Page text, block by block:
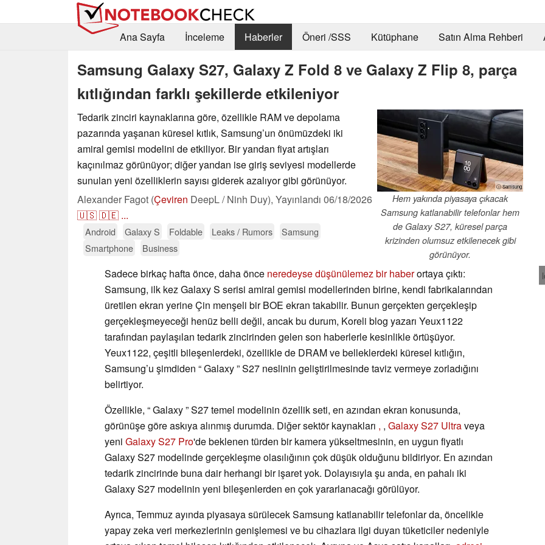
Ana Sayfa İnceleme Haberler Öneri /SSS Kütüphane Satın Alma Rehberi
Samsung Galaxy S27, Galaxy Z Fold 8 ve Galaxy Z Flip 8, parça
kıtlığından farklı şekillerde etkileniyor
ⓘ Samsung
Hem yakında piyasaya çıkacak
Samsung katlanabilir telefonlar hem
de Galaxy S27, küresel parça
krizinden olumsuz etkilenecek gibi
görünüyor.
Tedarik zinciri kaynaklarına göre, özellikle RAM ve depolama
pazarında yaşanan küresel kıtlık, Samsung’un önümüzdeki iki
amiral gemisi modelini de etkiliyor. Bir yandan fiyat artışları
kaçınılmaz görünüyor; diğer yandan ise giriş seviyesi modellerde
sunulan yeni özelliklerin sayısı giderek azalıyor gibi görünüyor.
Alexander Fagot (Çeviren DeepL / Ninh Duy), Yayınlandı 06/18/2026
🇺🇸🇩🇪 ...
Android Galaxy S Foldable Leaks / Rumors
Samsung
Smartphone
Business
Sadece birkaç hafta önce, daha önce neredeyse düşünülemez bir haberortaya çıktı:
Samsung, ilk kez Galaxy S serisi amiral gemisi modellerinden birine, kendi fabrikalarından
üretilen ekran yerine Çin menşeli bir BOE ekran takabilir. Bunun gerçekten gerçekleşip
gerçekleşmeyeceği henüz belli değil, ancak bu durum, Koreli blog yazarı Yeux1122
tarafından paylaşılan tedarik zincirinden gelen son haberlerle kesinlikle örtüşüyor.
Yeux1122, çeşitli bileşenlerdeki, özellikle de DRAM ve belleklerdeki küresel kıtlığın,
Samsung’u şimdiden “ Galaxy ” S27 neslinin geliştirilmesinde taviz vermeye zorladığını
belirtiyor.
Özellikle, “ Galaxy ” S27 temel modelinin özellik seti, en azından ekran konusunda,
görünüşe göre askıya alınmış durumda. Diğer sektör kaynakları , , Galaxy S27 Ultraveya
yeni Galaxy S27 Pro'de beklenen türden bir kamera yükseltmesinin, en uygun fiyatlı
Galaxy S27 modelinde gerçekleşme olasılığının çok düşük olduğunu bildiriyor. En azından
tedarik zincirinde buna dair herhangi bir işaret yok. Dolayısıyla şu anda, en pahalı iki
Galaxy S27 modelinin yeni bileşenlerden en çok yararlanacağı görülüyor.
Ayrıca, Temmuz ayında piyasaya sürülecek Samsung katlanabilir telefonlar da, öncelikle
yapay zeka veri merkezlerinin genişlemesi ve bu cihazlara ilgi duyan tüketiciler nedeniyle